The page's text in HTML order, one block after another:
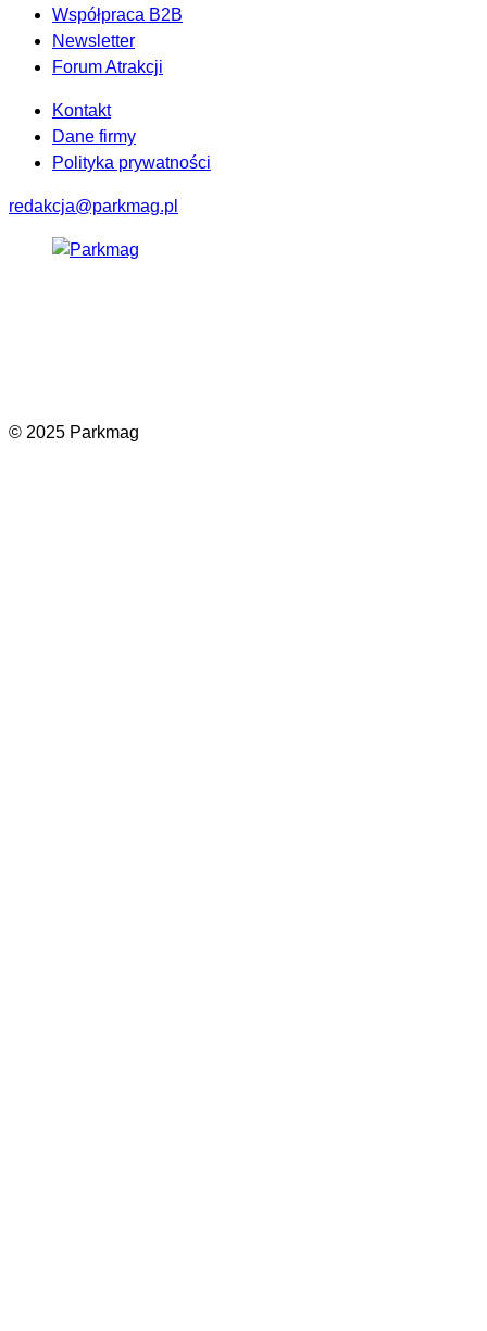
Współpraca B2B
Newsletter
Forum Atrakcji
Kontakt
Dane firmy
Polityka prywatności
redakcja@parkmag.pl
© 2025 Parkmag